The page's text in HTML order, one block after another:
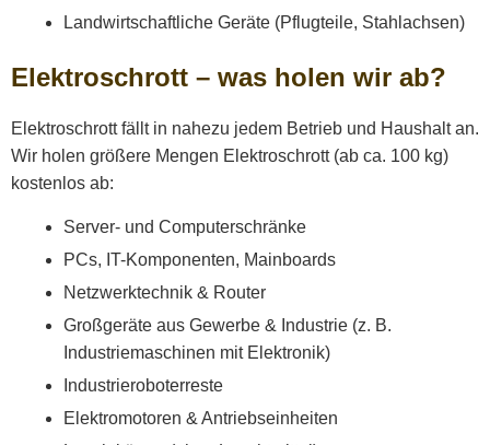
Landwirtschaftliche Geräte (Pflugteile, Stahlachsen)
Elektroschrott – was holen wir ab?
Elektroschrott fällt in nahezu jedem Betrieb und Haushalt an.
Wir holen größere Mengen Elektroschrott (ab ca. 100 kg)
kostenlos ab:
Server- und Computerschränke
PCs, IT-Komponenten, Mainboards
Netzwerktechnik & Router
Großgeräte aus Gewerbe & Industrie (z. B.
Industriemaschinen mit Elektronik)
Industrieroboterreste
Elektromotoren & Antriebseinheiten